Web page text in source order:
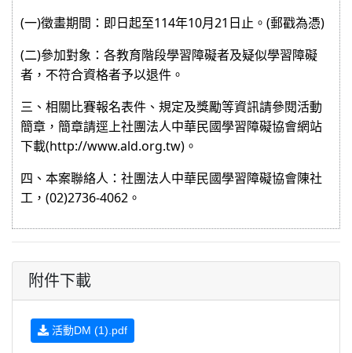
(一)徵畫期間：即日起至114年10月21 日止。 (郵戳為憑)
(二)參加對象：各教育階段學習障礙者及疑似學習障礙
者，不符合資格者予以退件。
三、相關比賽報名表件、規定及獎勵等資訊請參閱活動
簡章，簡章請逕上社團法人中華民國學習障礙協會網站
下載(http://www.ald.org.tw) 。
四、本案聯絡人：社團法人中華民國學習障礙協會陳社
工， (02)2736-4062 。
附件下載
活動DM (1).pdf